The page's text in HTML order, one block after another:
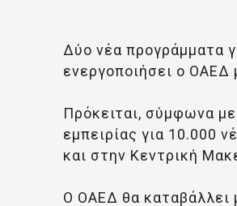
Δύο νέα προγράμματα
ενεργοποιήσει ο ΟΑΕΔ
Πρόκειται, σύμφωνα
εμπειρίας για 10.000
και στην Κεντρική
Ο ΟΑΕΔ θα καταβάλλει